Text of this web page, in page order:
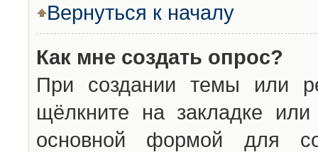
Вернуться к началу
Как мне создать опрос?
При создании темы или
щёлкните на закладке
основной формой для